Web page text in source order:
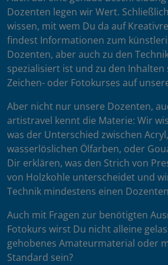
Dozenten legen wir Wert.
wissen, mit wem Du da auf
findest Informationen zum
Dozenten, aber auch zu den
spezialisiert ist und zu den Inhalten
Zeichen- oder Fotokurses auf
Aber nicht nur unsere Dozenten,
artistravel kennt die Materie: Wir
was der Unterschied zwischen
wasserlöslichen Ölfarben, oder
Dir erklären, was den Strich von
von Holzkohle unterscheidet und
Technik mindestens einen
Auch mit Fragen zur benötigten
Fotokurs wirst Du nicht alleine
gehobenes Amateurmaterial oder
Standard sein?